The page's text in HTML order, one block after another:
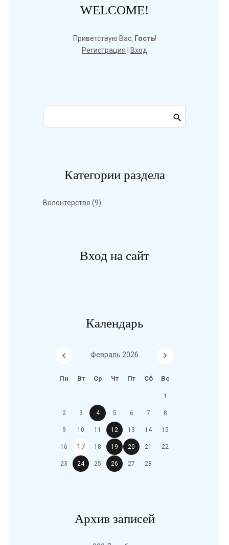
WELCOME!
Приветствую Вас, Гость!
Регистрация
Вход
Категории раздела
Волонтерство (9)
Вход на сайт
Календарь
Февраль 2026
Пн Вт Ср Чт Пт Сб Вс
1
2 3 4 5 6 7 8
9 10 11 12 13 14 15
16 17 18 19 20 21 22
23 24 25 26 27 28
Архив записей